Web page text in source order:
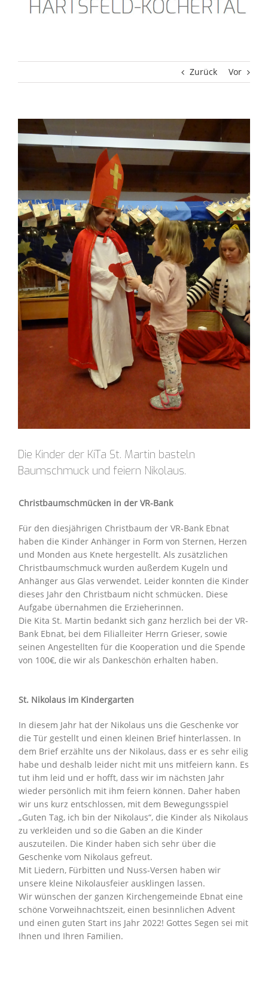
Zurück Vor
grösseres
Die Kinder der KiTa St. Martin basteln
Baumschmuck und feiern Nikolaus.
Christbaumschmücken in der VR-Bank
Für den diesjährigen Christbaum der VR-Bank Ebnat
haben die Kinder Anhänger in Form von Sternen, Herzen
und Monden aus Knete hergestellt. Als zusätzlichen
Christbaumschmuck wurden außerdem Kugeln und
Anhänger aus Glas verwendet. Leider konnten die Kinder
dieses Jahr den Christbaum nicht schmücken. Diese
Aufgabe übernahmen die Erzieherinnen.
Die Kita St. Martin bedankt sich ganz herzlich bei der VR-
Bank Ebnat, bei dem Filialleiter Herrn Grieser, sowie
seinen Angestellten für die Kooperation und die Spende
von 100€, die wir als Dankeschön erhalten haben.
St. Nikolaus im Kindergarten
In diesem Jahr hat der Nikolaus uns die Geschenke vor
die Tür gestellt und einen kleinen Brief hinterlassen. In
dem Brief erzählte uns der Nikolaus, dass er es sehr eilig
habe und deshalb leider nicht mit uns mitfeiern kann. Es
tut ihm leid und er hofft, dass wir im nächsten Jahr
wieder persönlich mit ihm feiern können. Daher haben
wir uns kurz entschlossen, mit dem Bewegungsspiel
„Guten Tag, ich bin der Nikolaus“, die Kinder als Nikolaus
zu verkleiden und so die Gaben an die Kinder
auszuteilen. Die Kinder haben sich sehr über die
Geschenke vom Nikolaus gefreut.
Mit Liedern, Fürbitten und Nuss-Versen haben wir
unsere kleine Nikolausfeier ausklingen lassen.
Wir wünschen der ganzen Kirchengemeinde Ebnat eine
schöne Vorweihnachtszeit, einen besinnlichen Advent
und einen guten Start ins Jahr 2022! Gottes Segen sei mit
Ihnen und Ihren Familien.